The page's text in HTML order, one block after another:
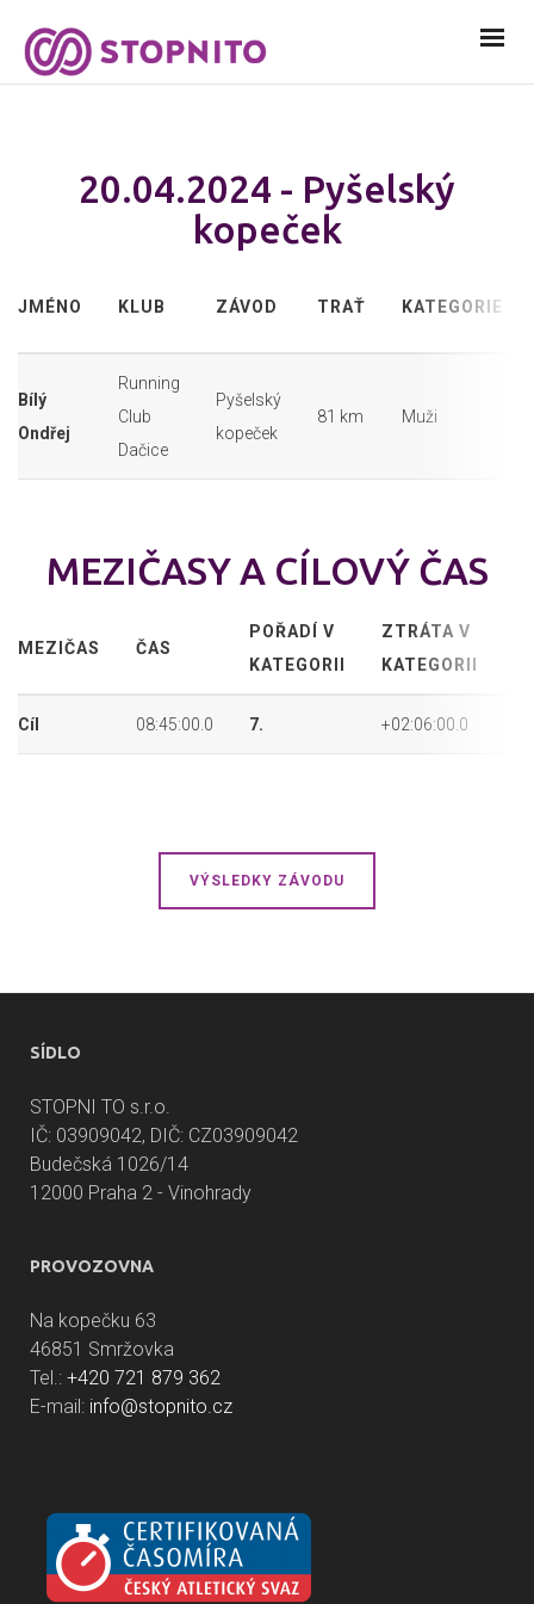
20.04.2024 - Pyšelský
kopeček
JMÉNO KLUB ZÁVOD TRAŤ KATEGORIE
Bílý
Ondřej
Running
Club
Dačice
Pyšelský
kopeček
81 km Muži
MEZIČASY A CÍLOVÝ ČAS
MEZIČAS ČAS
POŘADÍ V
KATEGORII
ZTRÁTA V
KATEGORII
Cíl 08:45:00.0 7. +02:06:00.0
VÝSLEDKY ZÁVODU
SÍDLO
STOPNI TO s.r.o.
IČ: 03909042, DIČ: CZ03909042
Budečská 1026/14
12000 Praha 2 - Vinohrady
PROVOZOVNA
Na kopečku 63
46851 Smržovka
Tel.: +420 721 879 362
E-mail: info@stopnito.cz